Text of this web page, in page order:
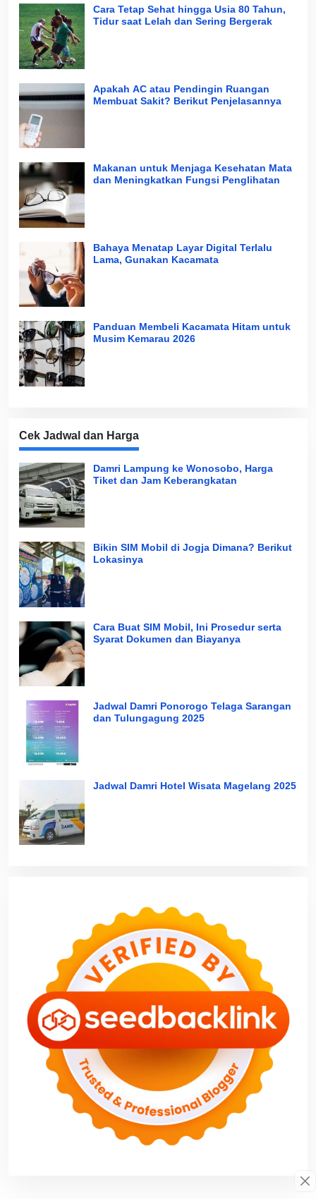
Cara Tetap Sehat hingga Usia 80 Tahun,
Tidur saat Lelah dan Sering Bergerak
Apakah AC atau Pendingin Ruangan
Membuat Sakit? Berikut Penjelasannya
Makanan untuk Menjaga Kesehatan Mata
dan Meningkatkan Fungsi Penglihatan
Bahaya Menatap Layar Digital Terlalu
Lama, Gunakan Kacamata
Panduan Membeli Kacamata Hitam untuk
Musim Kemarau 2026
Cek Jadwal dan Harga
Damri Lampung ke Wonosobo, Harga
Tiket dan Jam Keberangkatan
Bikin SIM Mobil di Jogja Dimana? Berikut
Lokasinya
Cara Buat SIM Mobil, Ini Prosedur serta
Syarat Dokumen dan Biayanya
Jadwal Damri Ponorogo Telaga Sarangan
dan Tulungagung 2025
Jadwal Damri Hotel Wisata Magelang 2025